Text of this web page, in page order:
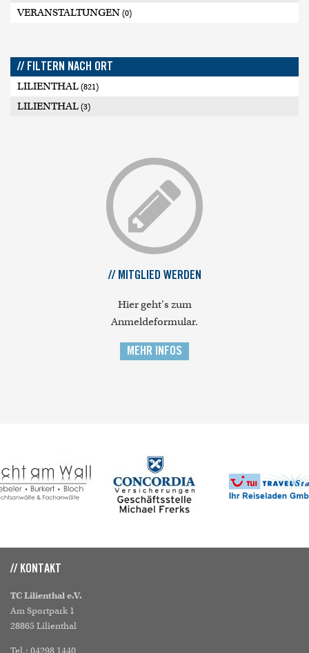
VERANSTALTUNGEN (0)
// FILTERN NACH ORT
LILIENTHAL (821)
LILIENTHAL (3)
// MITGLIED WERDEN
Hier geht's zum
Anmeldeformular.
MEHR INFOS
// KONTAKT
TC Lilienthal e.V.
Am Sportpark 1
28865 Lilienthal